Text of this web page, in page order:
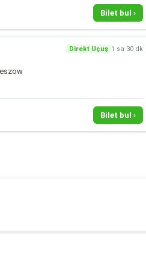
Bilet bul ›
Direkt Uçuş 1 sa 30 dk
Bilet bul ›